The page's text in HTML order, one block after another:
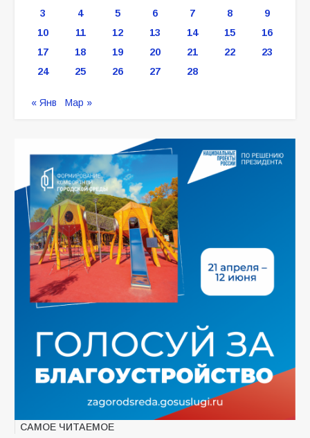
3
4 5 6 7 8
9
10
11 12 13 14 15
16
17
18 19 20 21 22
23
24
25 26 27 28
« Янв Мар »
САМОЕ ЧИТАЕМОЕ